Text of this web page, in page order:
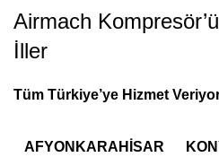
Airmach
İller
Tüm Türkiye’ye Hizmet
AFYONKARAHİSAR